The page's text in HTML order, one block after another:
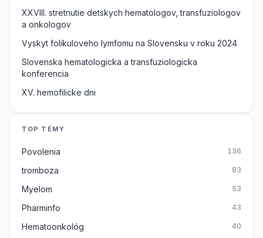
XXVIII. stretnutie detskych hematologov, transfuziologov
a onkologov
Vyskyt folikuloveho lymfomu na Slovensku v roku 2024
Slovenska hematologicka a transfuziologicka
konferencia
XV. hemofilicke dni
TOP TÉMY
Povolenia 136
tromboza 83
Myelom 53
Pharminfo 43
Hematoonkológ 40